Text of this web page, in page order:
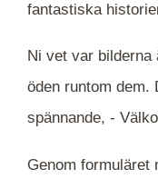
fantastiska
Ni vet var bilderna
öden runtom dem.
spännande, -
Genom formuläret